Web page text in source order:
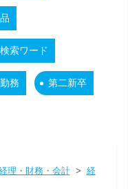
索ワード
務 第二新卒
理・財務・会計> 経